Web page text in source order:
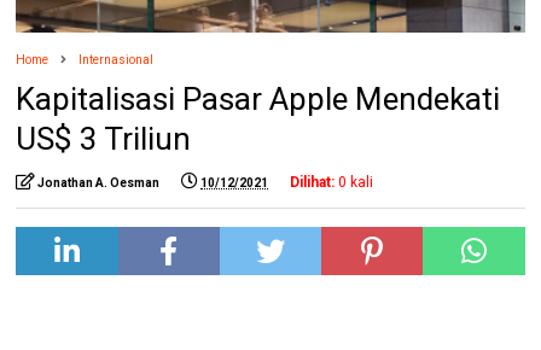
Home Internasional
Kapitalisasi Pasar Apple Mendekati
US$ 3 Triliun
Jonathan A. Oesman 10/12/2021 Dilihat: 0 kali